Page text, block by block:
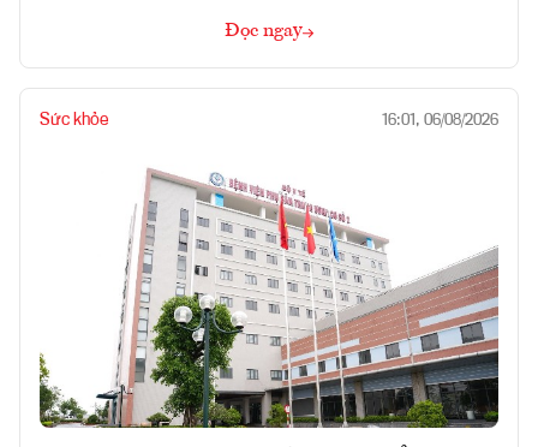
Đọc ngay
Sức khỏe 16:01, 06/08/2026